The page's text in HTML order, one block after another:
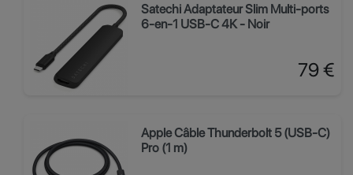
Satechi Adaptateur Slim Multi-ports
6-en-1 USB-C 4K - Noir
Prix
79 €
Apple Câble Thunderbolt 5 (USB‑C)
Pro (1 m)